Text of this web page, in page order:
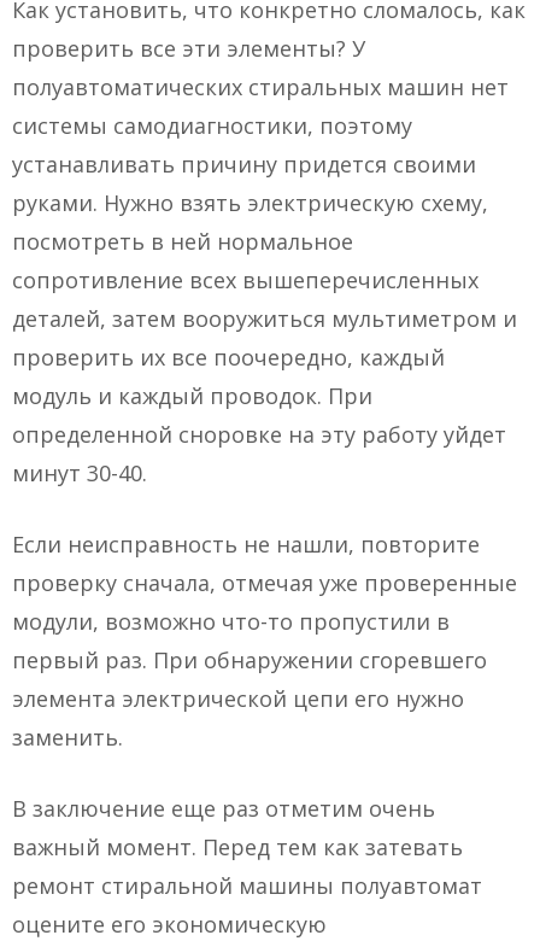
Как установить, что конкретно сломалось, как
проверить все эти элементы? У
полуавтоматических стиральных машин нет
системы самодиагностики, поэтому
устанавливать причину придется своими
руками. Нужно взять электрическую схему,
посмотреть в ней нормальное
сопротивление всех вышеперечисленных
деталей, затем вооружиться мультиметром и
проверить их все поочередно, каждый
модуль и каждый проводок. При
определенной сноровке на эту работу уйдет
минут 30-40.
Если неисправность не нашли, повторите
проверку сначала, отмечая уже проверенные
модули, возможно что-то пропустили в
первый раз. При обнаружении сгоревшего
элемента электрической цепи его нужно
заменить.
В заключение еще раз отметим очень
важный момент. Перед тем как затевать
ремонт стиральной машины полуавтомат
оцените его экономическую